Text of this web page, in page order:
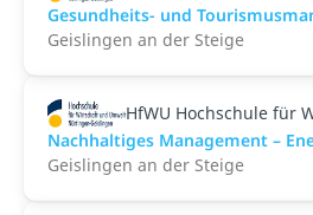
Gesundheits- und
Geislingen an der Steige
HfWU Hochschule für
Nachhaltiges Management –
Geislingen an der Steige